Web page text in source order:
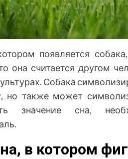
появляется
она считается другом
Собака
но также может
значение сна,
в котором